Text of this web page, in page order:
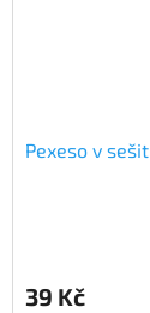
Pexeso v
39 Kč